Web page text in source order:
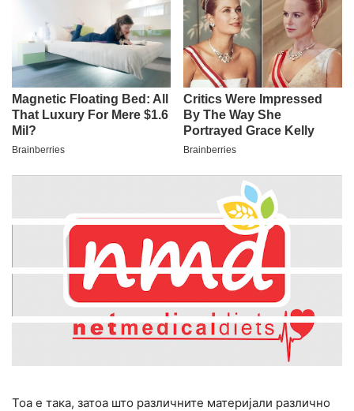
Тоа е така, затоа што различните материјали различно